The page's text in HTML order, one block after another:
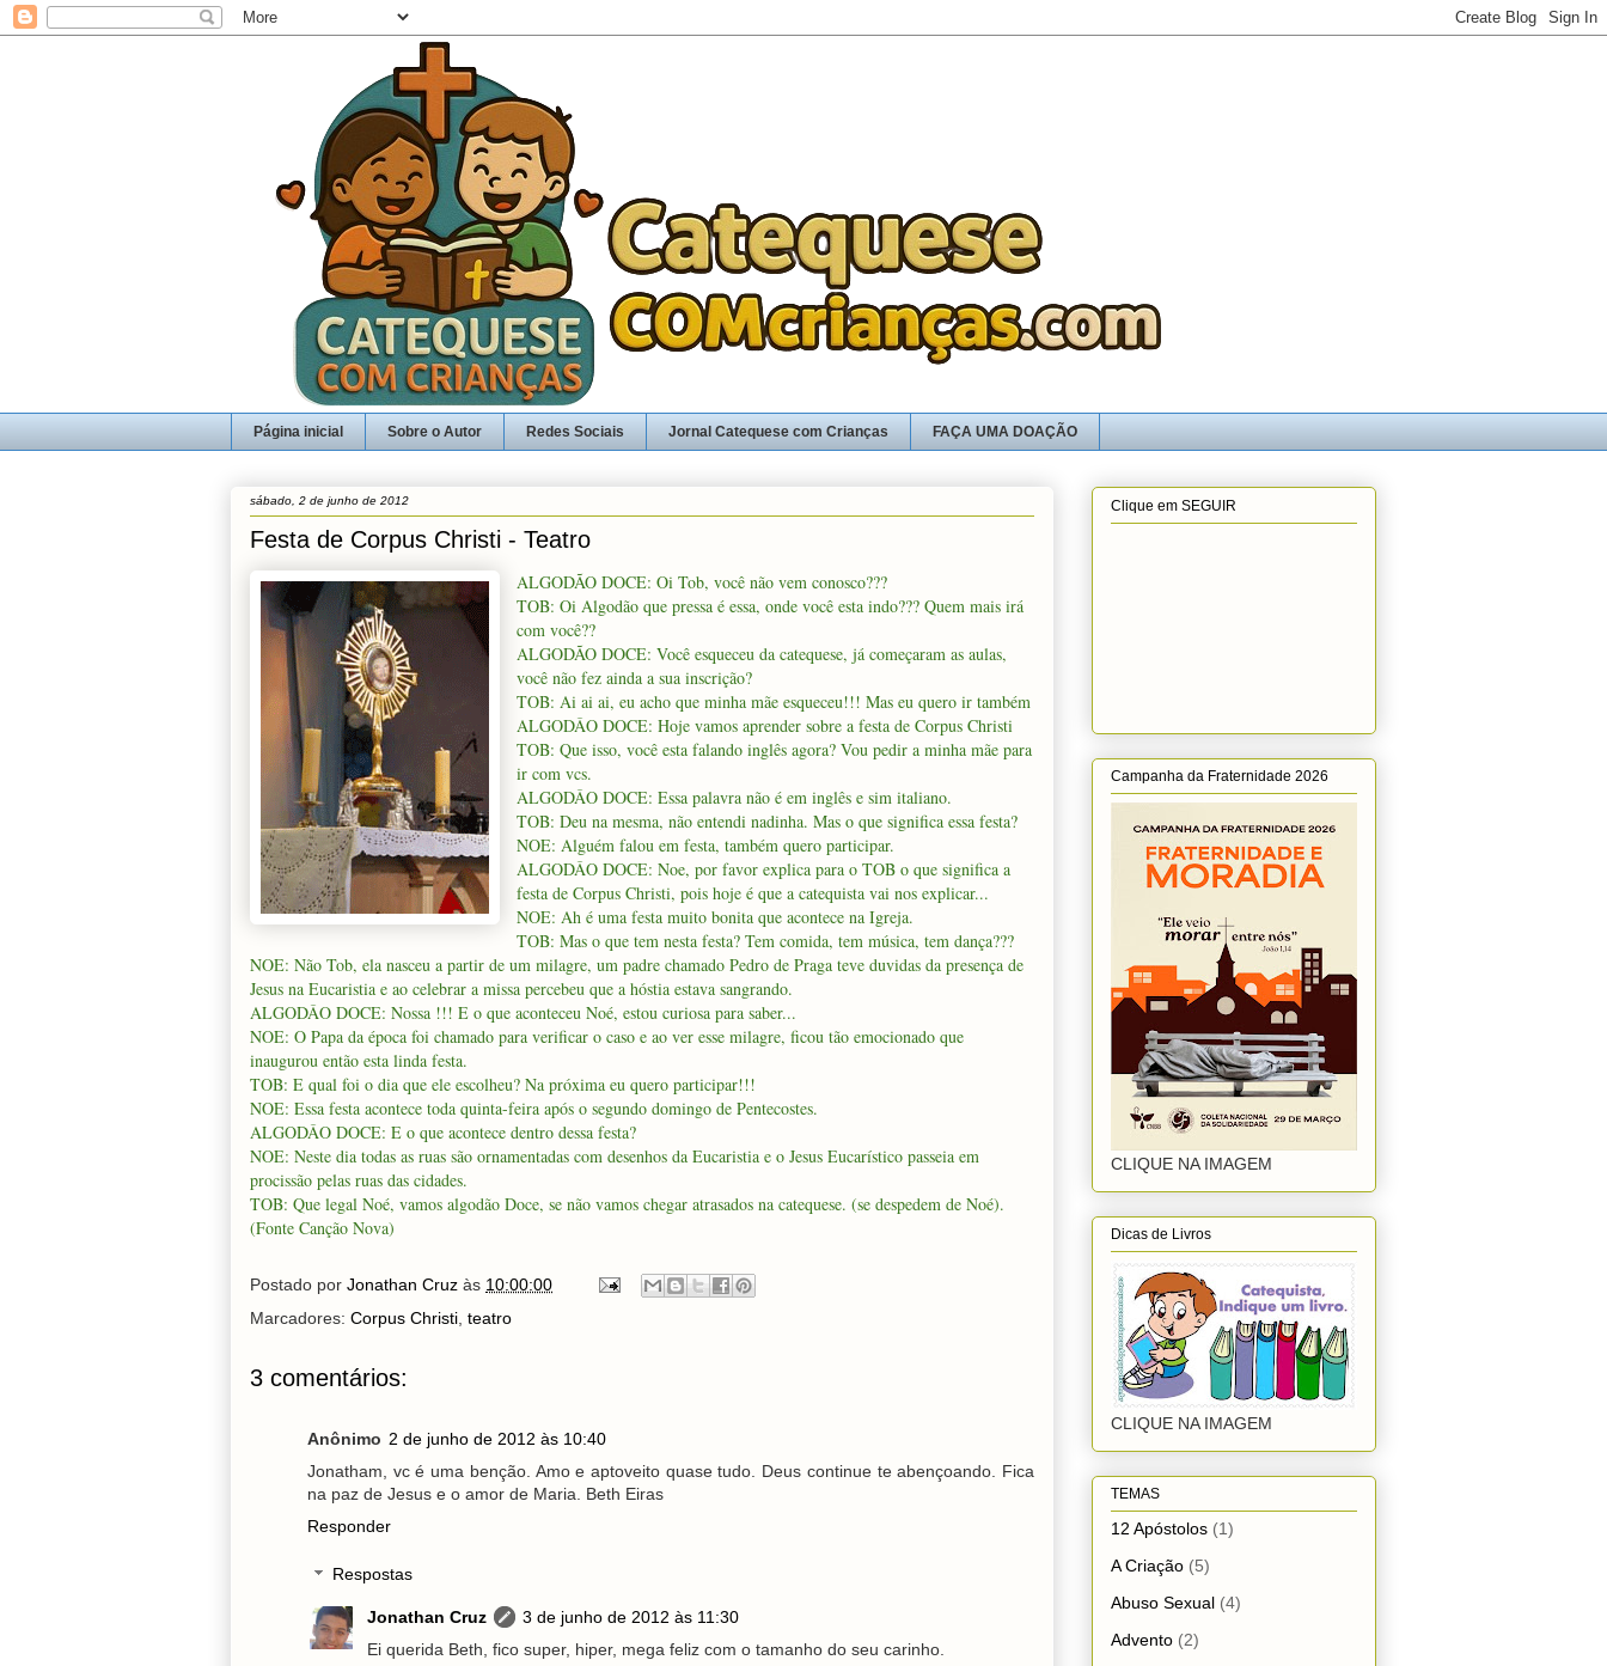
Página inicial Sobre o Autor Redes Sociais Jornal Catequese com Crianças FAÇA UMA DOAÇÃO
sábado, 2 de junho de 2012
Festa de Corpus Christi - Teatro
ALGODÃO DOCE: Oi Tob, você não vem conosco???
TOB: Oi Algodão que pressa é essa, onde você esta indo??? Quem mais irá
com você??
ALGODÃO DOCE: Você esqueceu da catequese, já começaram as aulas,
você não fez ainda a sua inscrição?
TOB: Ai ai ai, eu acho que minha mãe esqueceu!!! Mas eu quero ir também
ALGODÂO DOCE: Hoje vamos aprender sobre a festa de Corpus Christi
TOB: Que isso, você esta falando inglês agora? Vou pedir a minha mãe para
ir com vcs.
ALGODÂO DOCE: Essa palavra não é em inglês e sim italiano.
TOB: Deu na mesma, não entendi nadinha. Mas o que significa essa festa?
NOE: Alguém falou em festa, também quero participar.
ALGODÂO DOCE: Noe, por favor explica para o TOB o que significa a
festa de Corpus Christi, pois hoje é que a catequista vai nos explicar...
NOE: Ah é uma festa muito bonita que acontece na Igreja.
TOB: Mas o que tem nesta festa? Tem comida, tem música, tem dança???
NOE: Não Tob, ela nasceu a partir de um milagre, um padre chamado Pedro de Praga teve duvidas da presença de
Jesus na Eucaristia e ao celebrar a missa percebeu que a hóstia estava sangrando.
ALGODÂO DOCE: Nossa !!! E o que aconteceu Noé, estou curiosa para saber...
NOE: O Papa da época foi chamado para verificar o caso e ao ver esse milagre, ficou tão emocionado que
inaugurou então esta linda festa.
TOB: E qual foi o dia que ele escolheu? Na próxima eu quero participar!!!
NOE: Essa festa acontece toda quinta-feira após o segundo domingo de Pentecostes.
ALGODÂO DOCE: E o que acontece dentro dessa festa?
NOE: Neste dia todas as ruas são ornamentadas com desenhos da Eucaristia e o Jesus Eucarístico passeia em
procissão pelas ruas das cidades.
TOB: Que legal Noé, vamos algodão Doce, se não vamos chegar atrasados na catequese. (se despedem de Noé).
(Fonte Canção Nova)
Postado por Jonathan Cruz às 10:00:00
Marcadores: Corpus Christi, teatro
3 comentários:
Anônimo 2 de junho de 2012 às 10:40
Jonatham, vc é uma benção. Amo e aptoveito quase tudo. Deus continue te abençoando. Fica
na paz de Jesus e o amor de Maria. Beth Eiras
Responder
Respostas
Jonathan Cruz
3 de junho de 2012 às 11:30
Ei querida Beth, fico super, hiper, mega feliz com o tamanho do seu carinho.
Clique em SEGUIR
Campanha da Fraternidade 2026
CLIQUE NA IMAGEM
Dicas de Livros
CLIQUE NA IMAGEM
TEMAS
12 Apóstolos (1)
A Criação (5)
Abuso Sexual (4)
Advento (2)